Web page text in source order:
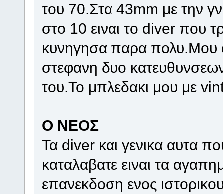
του 70.Στα 43mm με την
στο 10 ειναι το diver που
κυνηγησα παρα πολυ.Μου
στεφανη δυο
του.Το μπλεδακι μου με
Ο ΝΕΟΣ
Τα diver και γενικα αυτα
καταλαβατε ειναι τα
επανεκδοση ενος